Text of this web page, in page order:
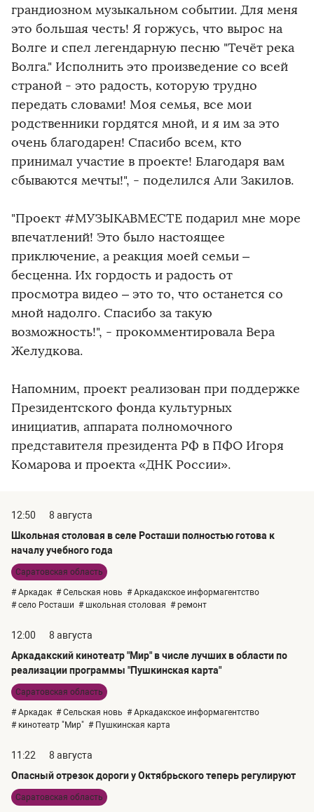
грандиозном музыкальном событии. Для меня
это большая честь! Я горжусь, что вырос на
Волге и спел легендарную песню "Течёт река
Волга." Исполнить это произведение со всей
страной - это радость, которую трудно
передать словами! Моя семья, все мои
родственники гордятся мной, и я им за это
очень благодарен! Спасибо всем, кто
принимал участие в проекте! Благодаря вам
сбываются мечты!", - поделился Али Закилов.
"Проект #МУЗЫКАВМЕСТЕ подарил мне море
впечатлений! Это было настоящее
приключение, а реакция моей семьи –
бесценна. Их гордость и радость от
просмотра видео – это то, что останется со
мной надолго. Спасибо за такую
возможность!", - прокомментировала Вера
Желудкова.
Напомним, проект реализован при поддержке
Президентского фонда культурных
инициатив, аппарата полномочного
представителя президента РФ в ПФО Игоря
Комарова и проекта «ДНК России».
12:50
8 августа
Школьная столовая в селе Росташи полностью готова к
началу учебного года
Саратовская область
# Аркадак # Сельская новь # Аркадакское информагентство
# село Росташи # школьная столовая # ремонт
12:00
8 августа
Аркадакский кинотеатр "Мир" в числе лучших в области по
реализации программы "Пушкинская карта"
Саратовская область
# Аркадак # Сельская новь # Аркадакское информагентство
# кинотеатр "Мир" # Пушкинская карта
11:22
8 августа
Опасный отрезок дороги у Октябрьского теперь регулируют
Саратовская область